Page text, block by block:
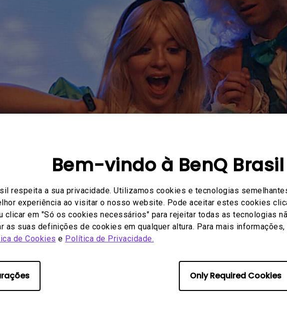
Bem-vindo à BenQ Brasil
respeita a sua privacidade. Utilizamos cookies e tecnologias
experiência ao visitar o nosso website. Pode aceitar estes cookies
clicar em "Só os cookies necessários" para rejeitar todas as tecnologias
as suas definições de cookies em qualquer altura. Para mais
de Cookies e Política de Privacidade.
Only Required Cookies
para os seus filhos procurem a página da TROVARE na página do Facebook.
de aula
aula é importante utilizar projetores educacionais, para viabilizar as trocas de